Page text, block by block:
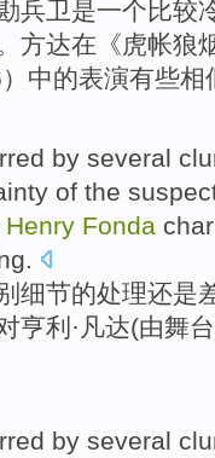
兵卫是一个比较
方达在《虎帐狼
中的表演有些相
by several
of the
Henry Fonda
细节的处理还是
亨利·凡达(由舞台
by several